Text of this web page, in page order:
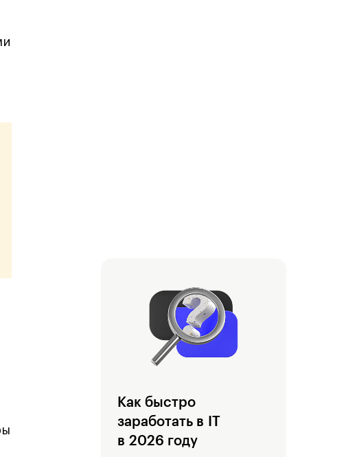
Как быстро
заработать в IT
в 2026 году